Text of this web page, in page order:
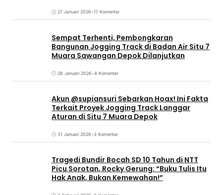
27 Januari 2026•17 Komentar
Sempat Terhenti, Pembongkaran
Bangunan Jogging Track di Badan Air Situ 7
Muara Sawangan Depok Dilanjutkan
28 Januari 2026•4 Komentar
Akun @supiansuri Sebarkan Hoax! Ini Fakta
Terkait Proyek Jogging Track Langgar
Aturan di Situ 7 Muara Depok
31 Januari 2026•3 Komentar
Tragedi Bundir Bocah SD 10 Tahun di NTT
Picu Sorotan, Rocky Gerung: “Buku Tulis Itu
Hak Anak, Bukan Kemewahan!”